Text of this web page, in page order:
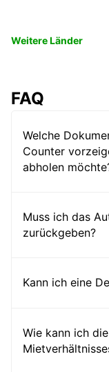
Weitere Länder
FAQ
Welche
Counter
abholen
Muss ich das
zurückgeben?
Kann ich eine
Wie kann ich